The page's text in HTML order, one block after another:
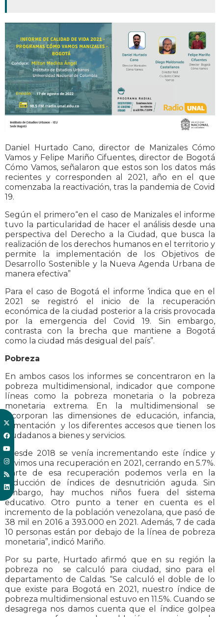
Daniel Hurtado Cano, director de Manizales Cómo
Vamos y Felipe Mariño Cifuentes, director de Bogotá
Cómo Vamos, señalaron que estos son los datos más
recientes y corresponden al 2021, año en el que
comenzaba la reactivación, tras la pandemia de Covid
19.
Según el primero“en el caso de Manizales el informe
tuvo la particularidad de hacer el análisis desde una
perspectiva del Derecho a la Ciudad, que busca la
realización de los derechos humanos en el territorio y
permite la implementación de los Objetivos de
Desarrollo Sostenible y la Nueva Agenda Urbana de
manera efectiva”
Para el caso de Bogotá el informe ‘indica que en el
2021 se registró el inicio de la recuperación
económica de la ciudad posterior a la crisis provocada
por la emergencia del Covid 19. Sin embargo,
contrasta con la brecha que mantiene a Bogotá
como la ciudad más desigual del país”.
Pobreza
En ambos casos los informes se concentraron en la
pobreza multidimensional, indicador que compone
líneas como la pobreza monetaria o la pobreza
monetaria extrema. En la multidimensional se
incorporan las dimensiones de educación, infancia,
alimentación y los diferentes accesos que tienen los
ciudadanos a bienes y servicios.
“Desde 2018 se venía incrementando este índice y
tuvimos una recuperación en 2021, cerrando en 5.7%.
Parte de esa recuperación podemos verla en la
reducción de índices de desnutrición aguda. Sin
embargo, hay muchos niños fuera del sistema
educativo. Otro punto a tener en cuenta es el
incremento de la población venezolana, que pasó de
38 mil en 2016 a 393.000 en 2021. Además, 7 de cada
10 personas están por debajo de la línea de pobreza
monetaria”, indicó Mariño.
Por su parte, Hurtado afirmó que en su región la
pobreza no se calculó para ciudad, sino para el
departamento de Caldas. “Se calculó el doble de lo
que existe para Bogotá en 2021, nuestro índice de
pobreza multidimensional estuvo en 11.5%. Cuando se
desagrega nos damos cuenta que el índice golpea